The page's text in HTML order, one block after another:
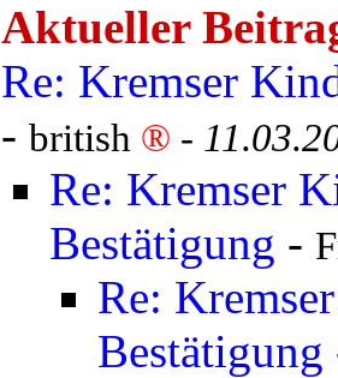
Aktueller
Re: Kremser
- british ® -
Re: Kremser
Bestätigung -
Re:
Bestätigung